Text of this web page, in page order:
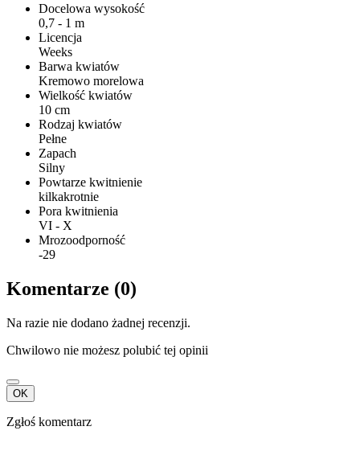
Docelowa wysokość
0,7 - 1 m
Licencja
Weeks
Barwa kwiatów
Kremowo morelowa
Wielkość kwiatów
10 cm
Rodzaj kwiatów
Pełne
Zapach
Silny
Powtarze kwitnienie
kilkakrotnie
Pora kwitnienia
VI - X
Mrozoodporność
-29
Komentarze (0)
Na razie nie dodano żadnej recenzji.
Chwilowo nie możesz polubić tej opinii
OK
Zgłoś komentarz